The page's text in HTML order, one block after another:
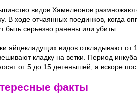
видов Хамелеонов
В ходе отчаянных поединков, когда
быть серьезно ранены или убиты.
яйцекладущих видов откладывают от
кладку на ветки. Период
от 5 до 15 детенышей, а вскоре
факты